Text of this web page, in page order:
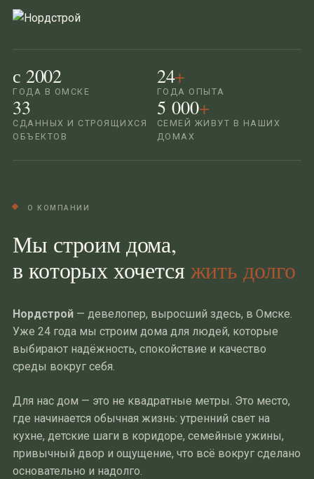
с 2002
ГОДА В ОМСКЕ
24+
ГОДА ОПЫТА
33
СДАННЫХ И СТРОЯЩИХСЯ
ОБЪЕКТОВ
5 000+
СЕМЕЙ ЖИВУТ В НАШИХ
ДОМАХ
О КОМПАНИИ
Мы строим дома,
в которых хочется жить долго
Нордстрой — девелопер, выросший здесь, в Омске.
Уже 24 года мы строим дома для людей, которые
выбирают надёжность, спокойствие и качество
среды вокруг себя.
Для нас дом — это не квадратные метры. Это место,
где начинается обычная жизнь: утренний свет на
кухне, детские шаги в коридоре, семейные ужины,
привычный двор и ощущение, что всё вокруг сделано
основательно и надолго.